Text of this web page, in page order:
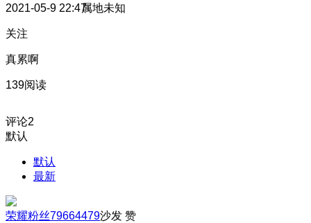
2021-05-9 22:47属地未知
关注
真累啊
139阅读
评论2
默认
默认
最新
荣耀粉丝79664479沙发 赞